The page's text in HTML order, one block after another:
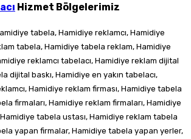
Hizmet Bölgelerimiz
tabela, Hamidiye reklamcı, Hamidiye
tabela, Hamidiye tabela reklam, Hamidiye
reklamcı tabelacı, Hamidiye reklam dijital
dijital baskı, Hamidiye en yakın tabelacı,
Hamidiye reklam firması, Hamidiye tabela
firmaları, Hamidiye reklam firmaları, Hamidiye
tabela ustası, Hamidiye reklam tabela
yapan firmalar, Hamidiye tabela yapan yerler,